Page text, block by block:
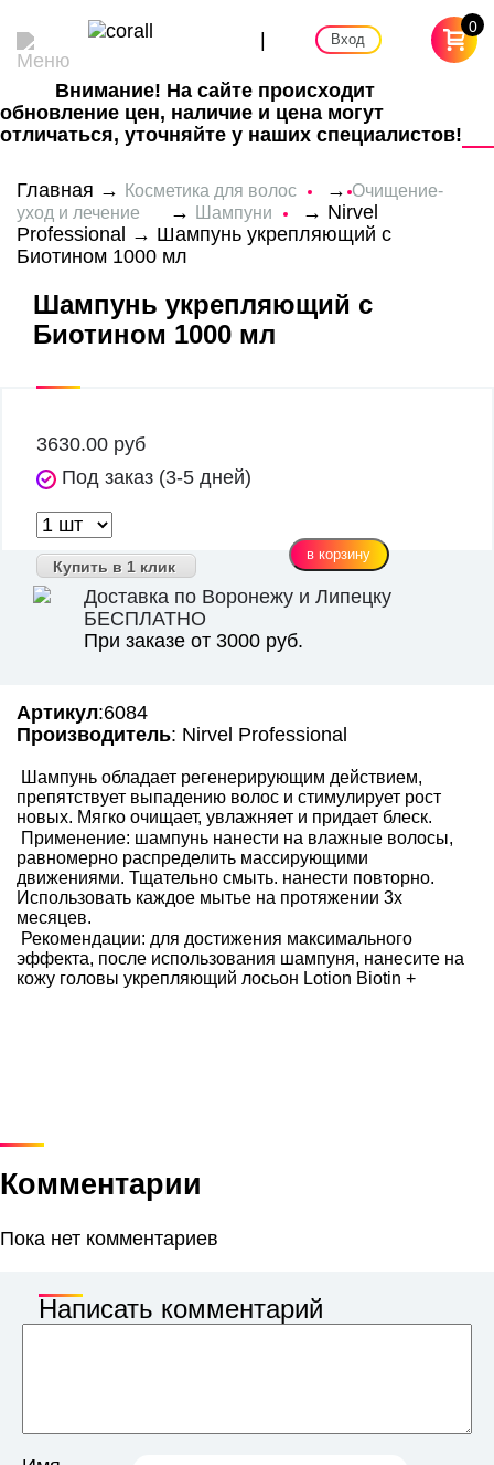
| Вход
0
Внимание! На сайте происходит
обновление цен, наличие и цена могут
отличаться, уточняйте у наших специалистов!
Главная → Косметика для волос →Очищение-
уход и лечение
→ Шампуни → Nirvel
Professional → Шампунь укрепляющий с
Биотином 1000 мл
Шампунь укрепляющий с
Биотином 1000 мл
3630.00 руб
Под заказ (3-5 дней)
Купить в 1 клик
Доставка по Воронежу и Липецку
БЕСПЛАТНО
При заказе от 3000 руб.
Артикул:6084
Производитель: Nirvel Professional
Шампунь обладает регенерирующим действием,
препятствует выпадению волос и стимулирует рост
новых. Мягко очищает, увлажняет и придает блеск.
Применение: шампунь нанести на влажные волосы,
равномерно распределить массирующими
движениями. Тщательно смыть. нанести повторно.
Использовать каждое мытье на протяжении 3х
месяцев.
Рекомендации: для достижения максимального
эффекта, после использования шампуня, нанесите на
кожу головы укрепляющий лосьон Lotion Biotin +
Комментарии
Пока нет комментариев
Написать комментарий